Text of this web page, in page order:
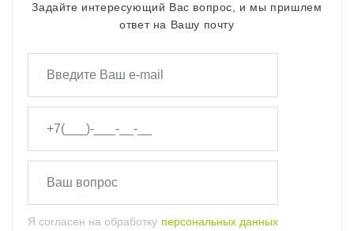
Задайте интересующий Вас вопрос, и мы пришлем
ответ на Вашу почту
Я согласен на обработку персональных данных